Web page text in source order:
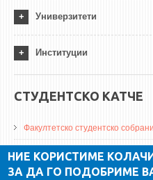
Универзитети
Институции
СТУДЕНТСКО КАТЧЕ
Факултетско студентско
ДА Винчи магазин
Алумни асоцијација
НИЕ КОРИСТИМЕ
ЗА ДА ГО ПОДОБРИМЕ